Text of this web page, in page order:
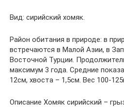
Вид: сирийский хомяк.
Район обитания в природе: в
встречаются в Малой Азии, в
Восточной Турции.
максимум 3 года. Средние
12см, хвоста – 1,5см. Вес 100-
Описание Хомяк сирийский –